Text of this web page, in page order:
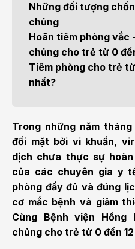
Những đối tượng
chủng
Hoãn tiêm phòng
chủng cho trẻ từ 0
Tiêm phòng cho trẻ
nhất?
Trong những năm
đối mặt bởi vi khuẩn,
dịch chưa thực sự
của các chuyên gia y
phòng đầy đủ và đúng
cơ mắc bệnh và giảm
Cùng Bệnh viện
chủng cho trẻ từ 0 đến